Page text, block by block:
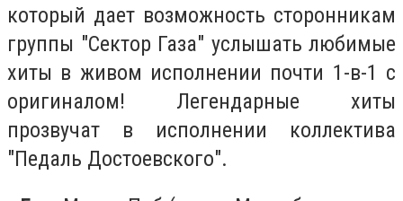
который дает возможность сторонникам
группы "Сектор Газа" услышать любимые
хиты в живом исполнении почти 1-в-1 с
оригиналом! Легендарные хиты
прозвучат в исполнении коллектива
"Педаль Достоевского".